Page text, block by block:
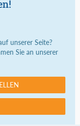
unserer Seite?
Sie an unserer